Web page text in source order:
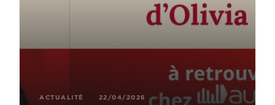
ACTUALITÉ 22/04/2026